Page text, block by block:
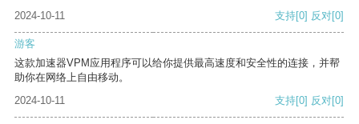
2024-10-11
支持[0] 反对[0]
游客
这款加速器VPM应用程序可以给你提供最高速度和安全性的连接，并帮
助你在网络上自由移动。
2024-10-11
支持[0] 反对[0]